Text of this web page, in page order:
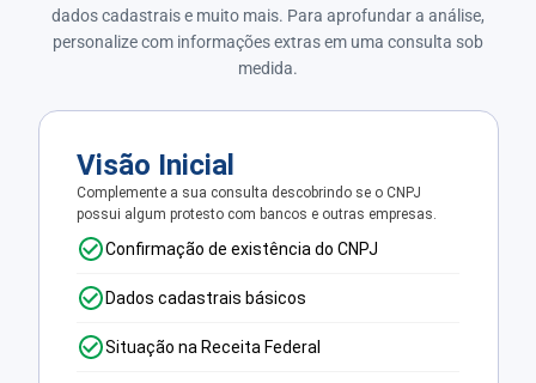
dados cadastrais e muito mais. Para aprofundar a análise,
personalize com informações extras em uma consulta sob
medida.
Visão Inicial
Complemente a sua consulta descobrindo se o CNPJ
possui algum protesto com bancos e outras empresas.
Confirmação de existência do CNPJ
Dados cadastrais básicos
Situação na Receita Federal